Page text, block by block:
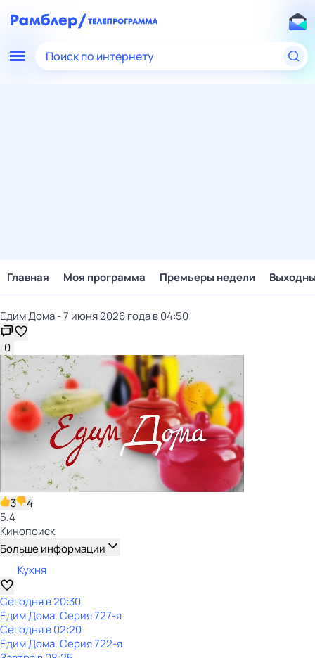
Поиск по интернету
Главная Моя программа Премьеры недели
Едим Дома - 7 июня 2026 года в 04:50
0
3
4
5.4
Кинопоиск
Больше информации
Кухня
Сегодня в 20:30
Едим Дома. Серия 727-я
Сегодня в 02:20
Едим Дома. Серия 722-я